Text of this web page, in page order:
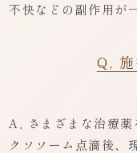
不快などの副作用が
Q,
A, さまざまな治療薬
クソソーム点滴後、